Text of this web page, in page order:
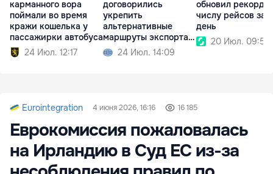
карманного вора
поймали во время
кражи кошелька у
пассажирки автобуса
24 Июл. 12:17
договорились
укрепить
альтернативные
маршруты экспорта
зерна24 Июл. 14:09
обновил рекорд
числу рейсов за
день
20 Июл. 09:50
Eurointegration 4 июня 2026, 16:16 16 185
Еврокомиссия пожаловалась
на Ирландию в Суд ЕС из-за